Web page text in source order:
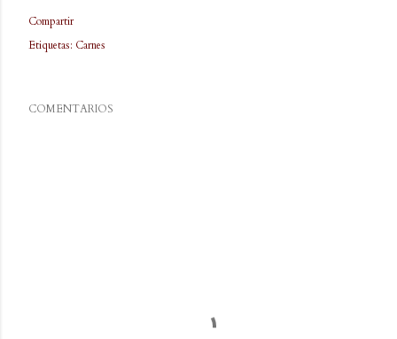
Compartir
Etiquetas: Carnes
COMENTARIOS